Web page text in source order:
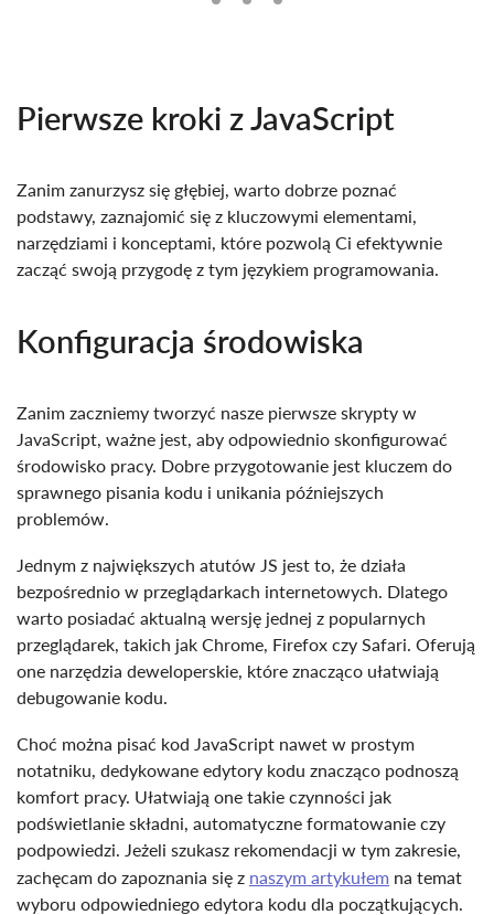
Pierwsze kroki z JavaScript
Zanim zanurzysz się głębiej, warto dobrze poznać
podstawy, zaznajomić się z kluczowymi elementami,
narzędziami i konceptami, które pozwolą Ci efektywnie
zacząć swoją przygodę z tym językiem programowania.
Konfiguracja środowiska
Zanim zaczniemy tworzyć nasze pierwsze skrypty w
JavaScript, ważne jest, aby odpowiednio skonfigurować
środowisko pracy. Dobre przygotowanie jest kluczem do
sprawnego pisania kodu i unikania późniejszych
problemów.
Jednym z największych atutów JS jest to, że działa
bezpośrednio w przeglądarkach internetowych. Dlatego
warto posiadać aktualną wersję jednej z popularnych
przeglądarek, takich jak Chrome, Firefox czy Safari. Oferują
one narzędzia deweloperskie, które znacząco ułatwiają
debugowanie kodu.
Choć można pisać kod JavaScript nawet w prostym
notatniku, dedykowane edytory kodu znacząco podnoszą
komfort pracy. Ułatwiają one takie czynności jak
podświetlanie składni, automatyczne formatowanie czy
podpowiedzi. Jeżeli szukasz rekomendacji w tym zakresie,
zachęcam do zapoznania się z naszym artykułem na temat
wyboru odpowiedniego edytora kodu dla początkujących.